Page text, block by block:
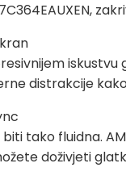
KM.
je:
distrakcije
tako fluidna.
doživjeti